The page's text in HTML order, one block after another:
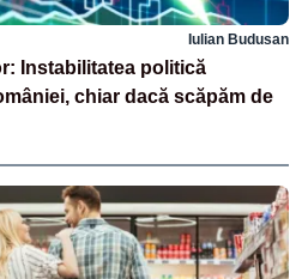
Iulian Budusan
Instabilitatea politică
chiar dacă scăpăm de